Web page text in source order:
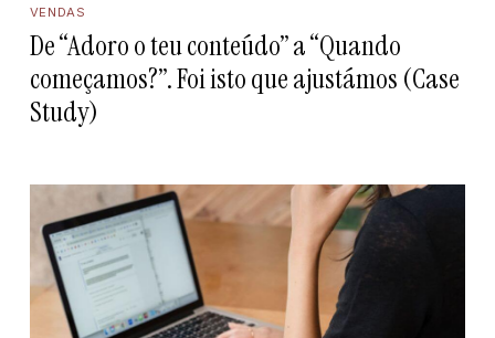
VENDAS
De “Adoro o teu conteúdo” a “Quando
começamos?”. Foi isto que ajustámos (Case
Study)